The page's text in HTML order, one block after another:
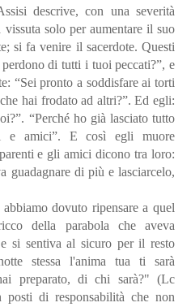
descrive, con una severità
solo per aumentare il suo
si fa venire il sacerdote. Questi
di tutti i tuoi peccati?”, e
“Sei pronto a soddisfare ai torti
hai frodato ad altri?”. Ed egli:
“Perché ho già lasciato tutto
e amici”. E così egli muore
e gli amici dicono tra loro:
guadagnare di più e lasciarcelo,
dovuto ripensare a quel
della parabola che aveva
si sentiva al sicuro per il resto
stessa l'anima tua ti sarà
preparato, di chi sarà?" (Lc
di responsabilità che non